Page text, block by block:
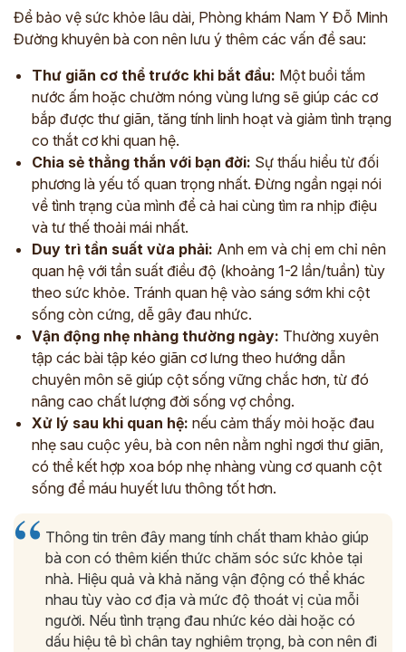
Để bảo vệ sức khỏe lâu dài, Phòng khám Nam Y Đỗ Minh
Đường khuyên bà con nên lưu ý thêm các vấn đề sau:
Thư giãn cơ thể trước khi bắt đầu: Một buổi tắm
nước ấm hoặc chườm nóng vùng lưng sẽ giúp các cơ
bắp được thư giãn, tăng tính linh hoạt và giảm tình trạng
co thắt cơ khi quan hệ.
Chia sẻ thẳng thắn với bạn đời: Sự thấu hiểu từ đối
phương là yếu tố quan trọng nhất. Đừng ngần ngại nói
về tình trạng của mình để cả hai cùng tìm ra nhịp điệu
và tư thế thoải mái nhất.
Duy trì tần suất vừa phải: Anh em và chị em chỉ nên
quan hệ với tần suất điều độ (khoảng 1-2 lần/tuần) tùy
theo sức khỏe. Tránh quan hệ vào sáng sớm khi cột
sống còn cứng, dễ gây đau nhức.
Vận động nhẹ nhàng thường ngày: Thường xuyên
tập các bài tập kéo giãn cơ lưng theo hướng dẫn
chuyên môn sẽ giúp cột sống vững chắc hơn, từ đó
nâng cao chất lượng đời sống vợ chồng.
Xử lý sau khi quan hệ: nếu cảm thấy mỏi hoặc đau
nhẹ sau cuộc yêu, bà con nên nằm nghỉ ngơi thư giãn,
có thể kết hợp xoa bóp nhẹ nhàng vùng cơ quanh cột
sống để máu huyết lưu thông tốt hơn.
Thông tin trên đây mang tính chất tham khảo giúp
bà con có thêm kiến thức chăm sóc sức khỏe tại
nhà. Hiệu quả và khả năng vận động có thể khác
nhau tùy vào cơ địa và mức độ thoát vị của mỗi
người. Nếu tình trạng đau nhức kéo dài hoặc có
dấu hiệu tê bì chân tay nghiêm trọng, bà con nên đi